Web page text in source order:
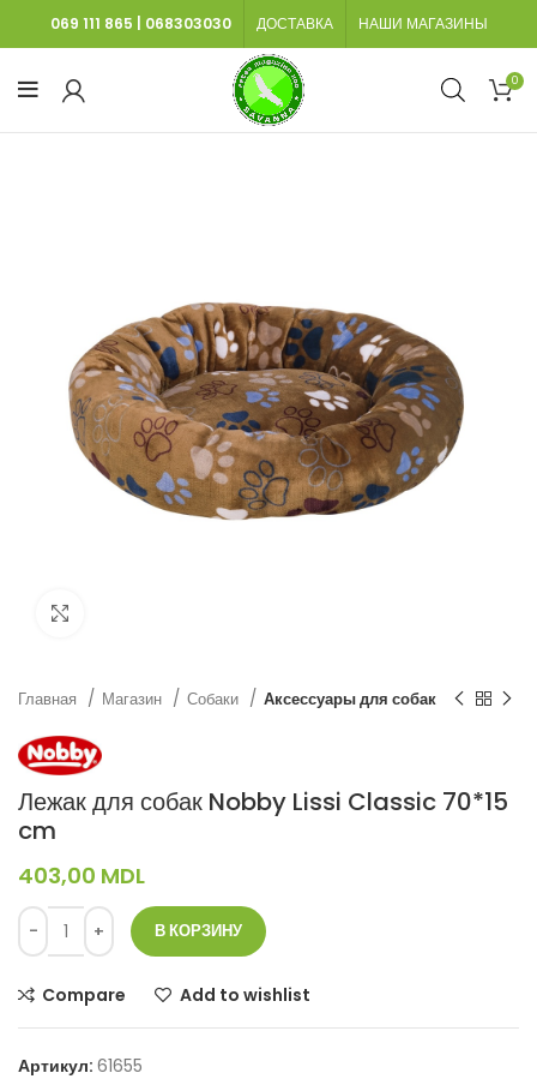
069 111 865 068303030 ДОСТАВКА НАШИ МАГАЗИНЫ
0
Главная Магазин Собаки Аксессуары для собак
Лежак для собак Nobby Lissi Classic 70*15
cm
403,00 MDL
В КОРЗИНУ
Compare Add to wishlist
Артикул: 61655